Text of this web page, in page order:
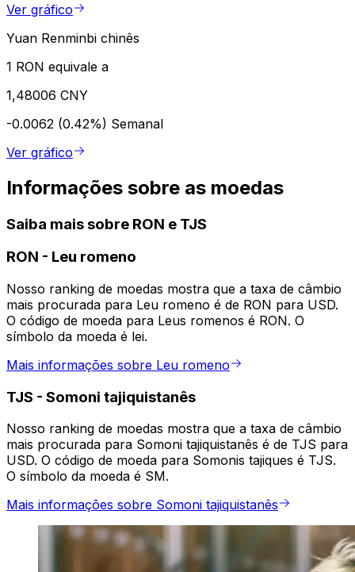
Ver gráfico
Yuan Renminbi chinês
1 RON equivale a
1,48006 CNY
-0.0062 (0.42%) Semanal
Ver gráfico
Informações sobre as moedas
Saiba mais sobre RON e TJS
RON - Leu romeno
Nosso ranking de moedas mostra que a taxa de câmbio
mais procurada para Leu romeno é de RON para USD.
O código de moeda para Leus romenos é RON. O
símbolo da moeda é lei.
Mais informações sobre Leu romeno
TJS - Somoni tajiquistanês
Nosso ranking de moedas mostra que a taxa de câmbio
mais procurada para Somoni tajiquistanês é de TJS para
USD. O código de moeda para Somonis tajiques é TJS.
O símbolo da moeda é SM.
Mais informações sobre Somoni tajiquistanês